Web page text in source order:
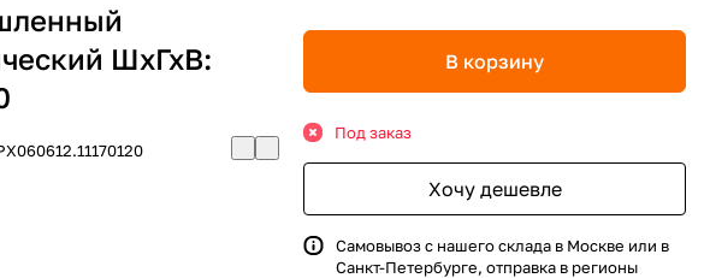
ШхГхВ:
В корзину
Под заказ
Хочу дешевле
Самовывоз с нашего склада в Москве или в
Санкт-Петербурге, отправка в регионы